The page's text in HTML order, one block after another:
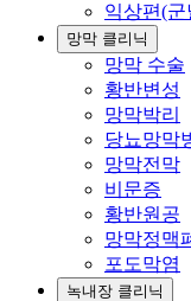
익상편(군
망막 클리닉
망막 수술
황반변성
망막박리
당뇨망막
망막전막
비문증
황반원공
망막정맥
포도막염
녹내장 클리닉